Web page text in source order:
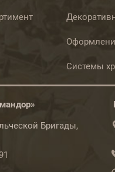
Системы
Бригады,